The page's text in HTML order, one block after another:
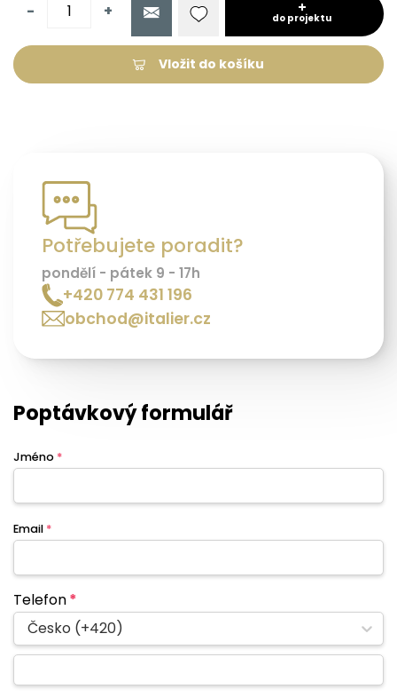
- +
Vložit do košíku
do projektu
Potřebujete poradit?
pondělí - pátek 9 - 17h
+420 774 431 196
obchod@italier.cz
Poptávkový formulář
Jméno *
Email *
Telefon*
Česko (+420)